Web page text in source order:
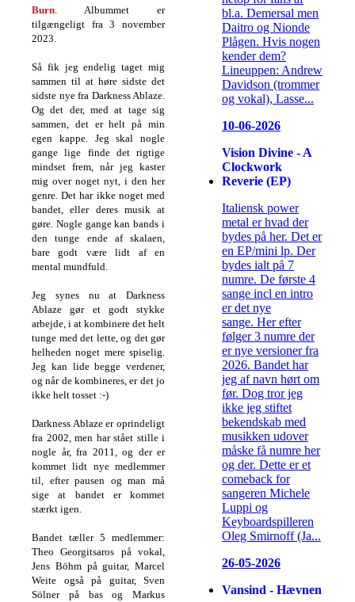
Burn. Albummet er
tilgængeligt fra 3 november
2023.
Så fik jeg endelig taget mig
sammen til at høre sidste det
sidste nye fra Darkness Ablaze.
Og det der, med at tage sig
sammen, det er helt på min
egen kappe. Jeg skal nogle
gange lige finde det rigtige
mindset frem, når jeg kaster
mig over noget nyt, i den her
genre. Det har ikke noget med
bandet, eller deres musik at
gøre. Nogle gange kan bands i
den tunge ende af skalaen,
bare godt være lidt af en
mental mundfuld.
Jeg synes nu at Darkness
Ablaze gør et godt stykke
arbejde, i at kombinere det helt
tunge med det lette, og det gør
helheden noget mere spiselig.
Jeg kan lide begge verdener,
og når de kombineres, er det jo
ikke helt tosset :-)
Darkness Ablaze er oprindeligt
fra 2002, men har stået stille i
nogle år, fra 2011, og der er
kommet lidt nye medlemmer
til, efter pausen og man må
sige at bandet er kommet
stærkt igen.
Bandet tæller 5 medlemmer:
Theo Georgitsaros på vokal,
Jens Böhm på guitar, Marcel
Weite også på guitar, Sven
Sölner på bas og Markus
bl.a. Demersal men
Daitro og Nionde
Plågen. Hvis nogen
kender dem?
Lineuppen: Andrew
Davidson (trommer
og vokal), Lasse...
10-06-2026
Vision Divine - A
Clockwork
Reverie (EP)
Italiensk power
metal er hvad der
bydes på her. Det er
en EP/mini lp. Der
bydes ialt på 7
numre. De første 4
sange incl en intro
er det nye
sange. Her efter
følger 3 numre der
er nye versioner fra
2026. Bandet har
jeg af navn hørt om
før. Dog tror jeg
ikke jeg stiftet
bekendskab med
musikken udover
måske få numre her
og der. Dette er et
comeback for
sangeren Michele
Luppi og
Keyboardspilleren
Oleg Smirnoff (Ja...
26-05-2026
Vansind - Hævnen